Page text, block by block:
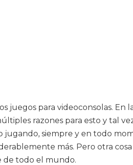
juegos para videoconsolas.
razones para esto y tal
siempre y en todo
más. Pero otra
todo el mundo.